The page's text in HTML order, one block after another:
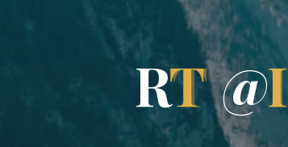
RT@I